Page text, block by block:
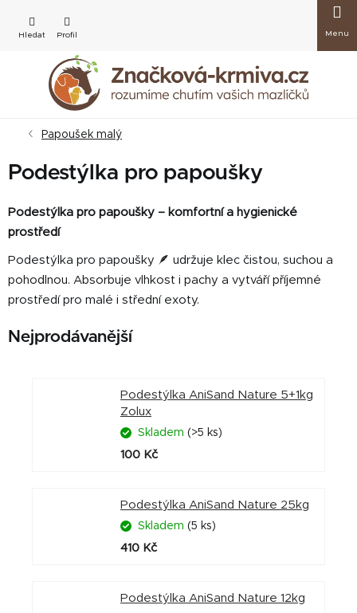
obsah
košík
Papoušek malý
Podestýlka pro papoušky
Podestýlka pro papoušky – komfortní a hygienické
prostředí
Podestýlka pro papoušky 🪶 udržuje klec čistou, suchou a
pohodlnou. Absorbuje vlhkost i pachy a vytváří příjemné
prostředí pro malé i střední exoty.
Nejprodávanější
Podestýlka AniSand Nature 5+1kg
Zolux
Skladem (>5 ks)
100 Kč
Podestýlka AniSand Nature 25kg
Skladem (5 ks)
410 Kč
Podestýlka AniSand Nature 12kg